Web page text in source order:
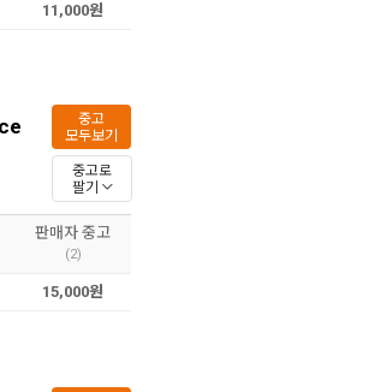
11,000원
중고
모두보기
중고로
팔기
판매자 중고
(2)
15,000원